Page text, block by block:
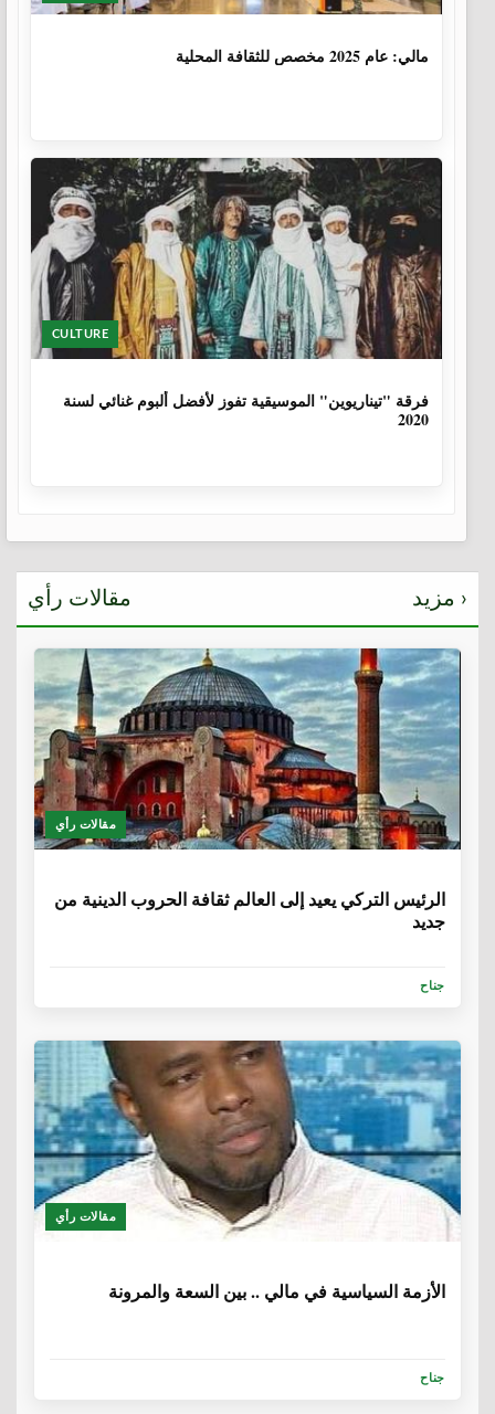
مالي: عام 2025 مخصص للثقافة المحلية
CULTURE
فرقة "تيناريوين" الموسيقية تفوز لأفضل ألبوم غنائي لسنة
2020
مقالات رأي مزيد ›
مقالات رأي
الرئيس التركي يعيد إلى العالم ثقافة الحروب الدينية من
جديد
جناح
مقالات رأي
الأزمة السياسية في مالي .. بين السعة والمرونة
جناح